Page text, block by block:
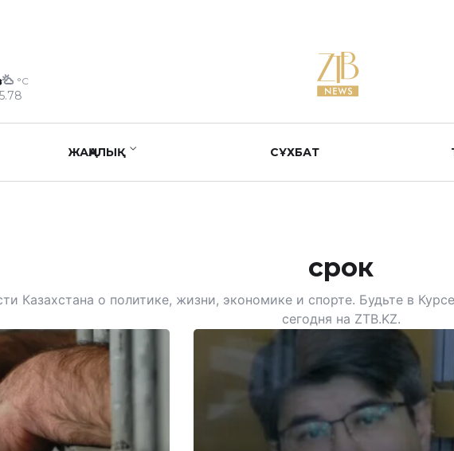
°C
5.78
ЖАҢАЛЫҚ СҰХБАТ
срок
Казахстана о политике, жизни, экономике и спорте. Будьте в
сегодня на ZTB.KZ.